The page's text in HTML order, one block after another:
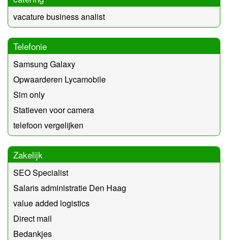
vacature business analist
Telefonie
Samsung Galaxy
Opwaarderen Lycamobile
Sim only
Statieven voor camera
telefoon vergelijken
Zakelijk
SEO Specialist
Salaris administratie Den Haag
value added logistics
Direct mail
Bedankjes